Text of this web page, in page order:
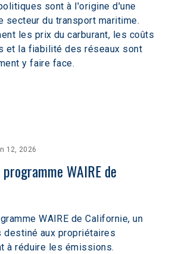
sont à l'origine d'une
secteur du transport maritime.
les prix du carburant, les coûts
et la fiabilité des réseaux sont
y faire face.
12, 2026
WAIRE de
WAIRE de Californie, un
destiné aux propriétaires
à réduire les émissions.